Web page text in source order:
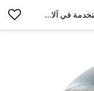
مراوح الطرد المركزي الخلفية EC المستخدمة في آلات المشروبات Φ630 عمر خدمة طويل